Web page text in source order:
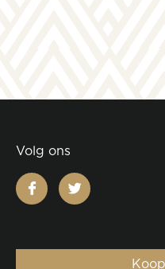
Volg ons
facebooktwitter